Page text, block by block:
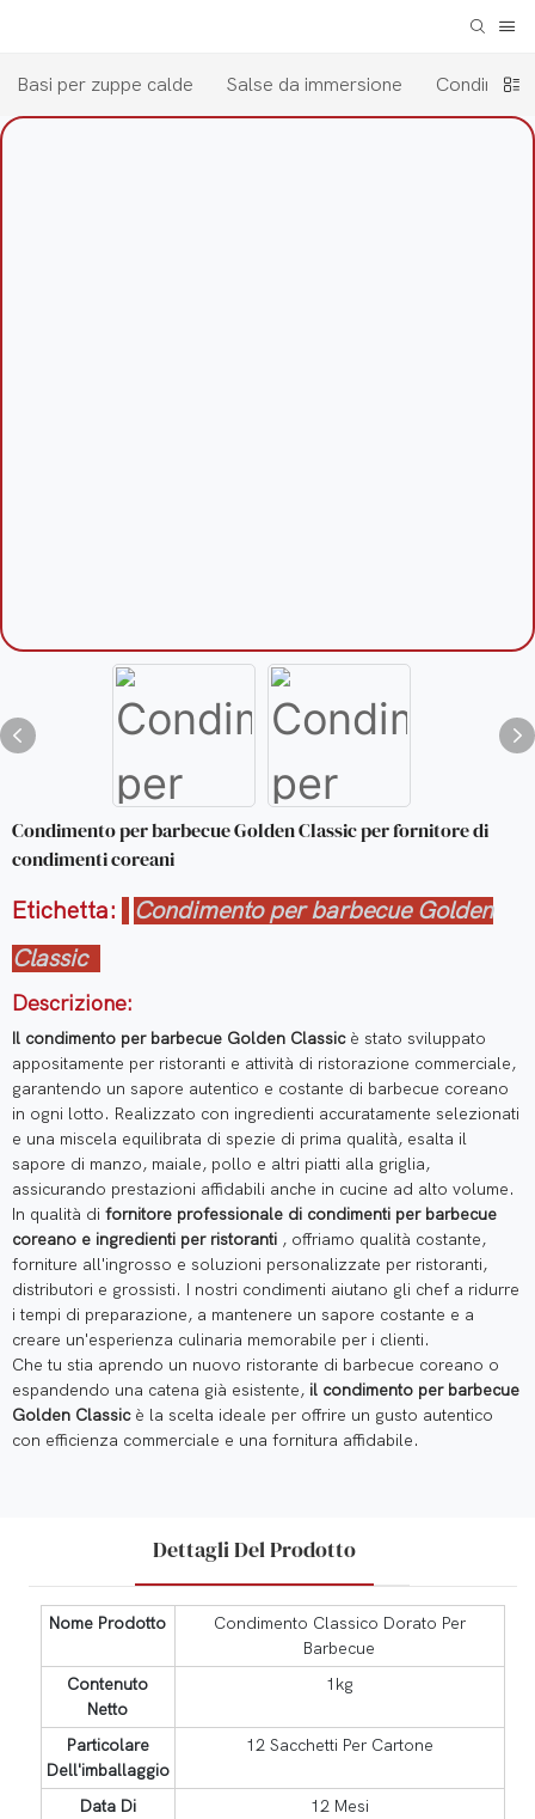
Basi per zuppe calde Salse da immersione
Condimento per barbecue Golden Classic per fornitore di
condimenti coreani
Etichetta:
Condimento per barbecue Golden
Classic
Descrizione:
Il condimento per barbecue Golden Classicè stato sviluppato
appositamente per ristoranti e attività di ristorazione commerciale,
garantendo un sapore autentico e costante di barbecue coreano
in ogni lotto. Realizzato con ingredienti accuratamente selezionati
e una miscela equilibrata di spezie di prima qualità, esalta il
sapore di manzo, maiale, pollo e altri piatti alla griglia,
assicurando prestazioni affidabili anche in cucine ad alto volume.
In qualità di fornitore professionale di condimenti per barbecue
coreano e ingredienti per ristoranti , offriamo qualità costante,
forniture all'ingrosso e soluzioni personalizzate per ristoranti,
distributori e grossisti. I nostri condimenti aiutano gli chef a ridurre
i tempi di preparazione, a mantenere un sapore costante e a
creare un'esperienza culinaria memorabile per i clienti.
Che tu stia aprendo un nuovo ristorante di barbecue coreano o
espandendo una catena già esistente, il condimento per barbecue
Golden Classicè la scelta ideale per offrire un gusto autentico
con efficienza commerciale e una fornitura affidabile.
Dettagli Del Prodotto
Nome Prodotto
Condimento Classico Dorato Per
Barbecue
Contenuto
Netto
1kg
Particolare
Dell'imballaggio
12 Sacchetti Per Cartone
Data Di
12 Mesi